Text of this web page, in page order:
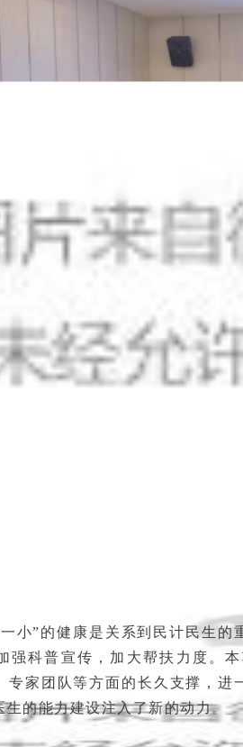
小”的健康是关系到民计民生
强科普宣传，加大帮扶力度。
专家团队等方面的长久支撑，
生的能力建设注入了新的动力。